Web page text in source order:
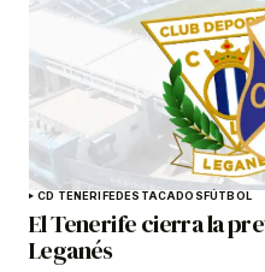
CD TENERIFEDESTACADOS FÚTBOL
El Tenerife cierra la
Leganés